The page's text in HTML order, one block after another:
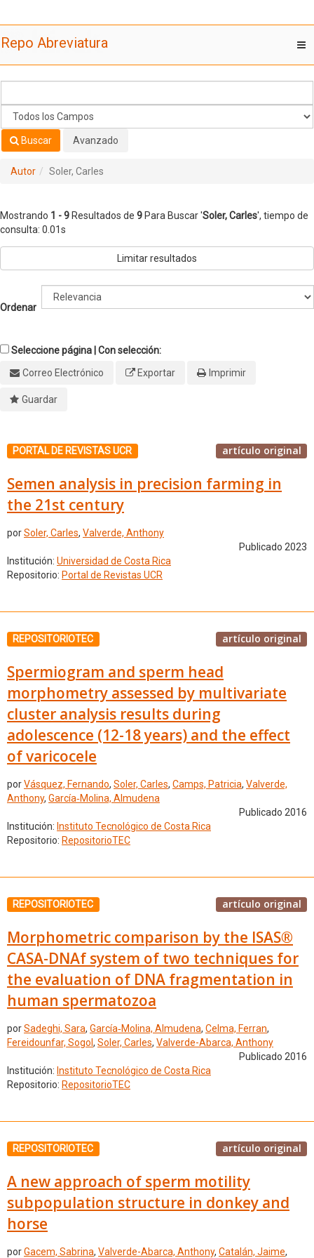
Repo Abreviatura
Buscar Avanzado
Autor Soler, Carles
Mostrando 1 - 9 Resultados de 9 Para Buscar 'Soler, Carles', tiempo de
consulta: 0.01s
Limitar resultados
Ordenar
Seleccione página | Con selección:
Correo Electrónico
Exportar Imprimir
Guardar
PORTAL DE REVISTAS UCR artículo original
Semen analysis in precision farming in
the 21st century
porSoler, Carles, Valverde, Anthony
Publicado 2023
Institución: Universidad de Costa Rica
Repositorio: Portal de Revistas UCR
REPOSITORIOTEC artículo original
Spermiogram and sperm head
morphometry assessed by multivariate
cluster analysis results during
adolescence (12-18 years) and the effect
of varicocele
porVásquez, Fernando, Soler, Carles, Camps, Patricia, Valverde,
Anthony, García‑Molina, Almudena
Publicado 2016
Institución: Instituto Tecnológico de Costa Rica
Repositorio: RepositorioTEC
REPOSITORIOTEC artículo original
Morphometric comparison by the ISAS®
CASA-DNAf system of two techniques for
the evaluation of DNA fragmentation in
human spermatozoa
porSadeghi, Sara, García‑Molina, Almudena, Celma, Ferran,
Fereidounfar, Sogol , Soler, Carles, Valverde-Abarca, Anthony
Publicado 2016
Institución: Instituto Tecnológico de Costa Rica
Repositorio: RepositorioTEC
REPOSITORIOTEC artículo original
A new approach of sperm motility
subpopulation structure in donkey and
horse
porGacem, Sabrina, Valverde-Abarca, Anthony, Catalán, Jaime,